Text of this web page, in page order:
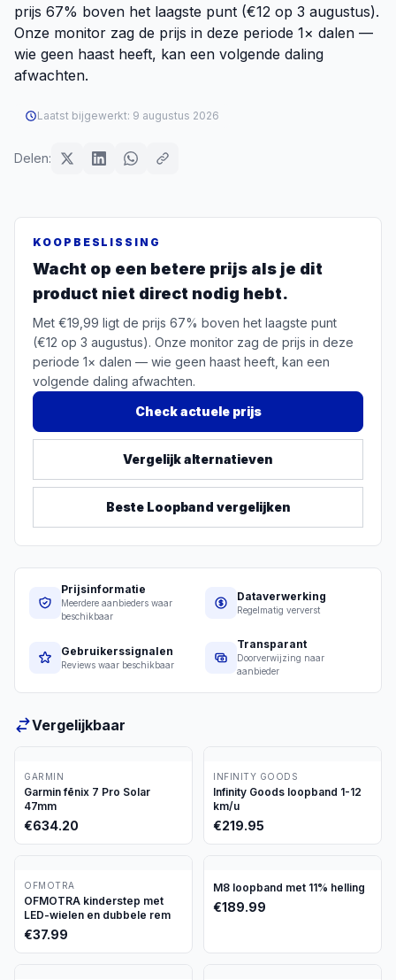
prijs 67% boven het laagste punt (€12 op 3 augustus).
Onze monitor zag de prijs in deze periode 1× dalen —
wie geen haast heeft, kan een volgende daling
afwachten.
Laatst bijgewerkt: 9 augustus 2026
Delen:
KOOPBESLISSING
Wacht op een betere prijs als je dit
product niet direct nodig hebt.
Met €19,99 ligt de prijs 67% boven het laagste punt
(€12 op 3 augustus). Onze monitor zag de prijs in deze
periode 1× dalen — wie geen haast heeft, kan een
volgende daling afwachten.
Check actuele prijs
Vergelijk alternatieven
Beste Loopband vergelijken
Prijsinformatie
Meerdere aanbieders waar
beschikbaar
Dataverwerking
Regelmatig ververst
Gebruikerssignalen
Reviews waar beschikbaar
Transparant
Doorverwijzing naar
aanbieder
Vergelijkbaar
GARMIN
Garmin fēnix 7 Pro Solar
47mm
€634.20
INFINITY GOODS
Infinity Goods loopband 1-12
km/u
€219.95
OFMOTRA
OFMOTRA kinderstep met
LED-wielen en dubbele rem
€37.99
M8 loopband met 11% helling
€189.99